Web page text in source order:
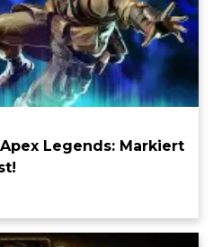
Legends: Markiert